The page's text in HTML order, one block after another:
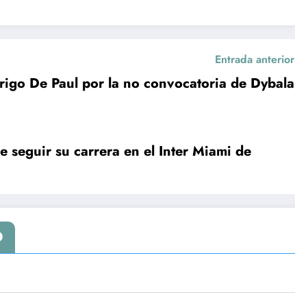
Entrada anterior
De Paul por la no convocatoria de Dybala
seguir su carrera en el Inter Miami de